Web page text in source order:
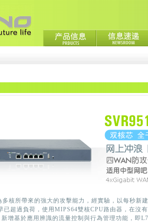
多核所帶來的強大的攻擊能力，經實驗，以每秒新
已超過負荷，使用MIPS64雙核CPU路由器，在沒
增基於應用辨識的流量控制與行為管理功能，即